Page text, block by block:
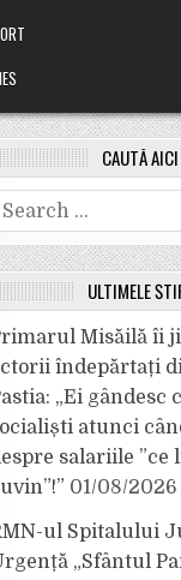
CAUTĂ AICI
Search
ULTIMELE
Misăilă îi
îndepărtați
„Ei gândesc
atunci
salariile ”ce
01/08/2026
ul Spitalului
„Sfântul